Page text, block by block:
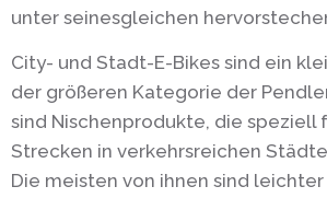
unter seinesgleichen
City- und Stadt-E-Bikes sind ein
der größeren Kategorie der
sind Nischenprodukte, die speziell
Strecken in verkehrsreichen
Die meisten von ihnen sind